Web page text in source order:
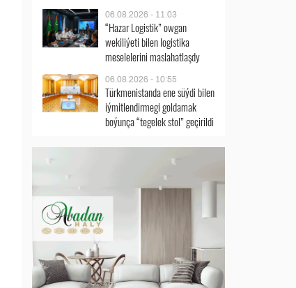
06.08.2026 - 11:03
“Hazar Logistik” owgan
wekiliýeti bilen logistika
meselelerini maslahatlaşdy
06.08.2026 - 10:55
Türkmenistanda ene süýdi bilen
iýmitlendirmegi goldamak
boýunça “tegelek stol” geçirildi